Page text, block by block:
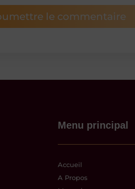
le commentaire
Menu principal
Accueil
A Propos